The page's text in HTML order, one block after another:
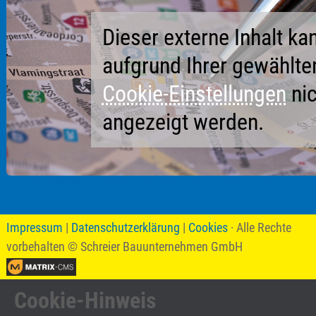
Dieser externe Inhalt
aufgrund Ihrer
Cookie-Einstellungen
angezeigt werden.
Impressum | Datenschutzerklärung | Cookies· Alle Rechte
vorbehalten © Schreier Bauunternehmen GmbH
Cookie-Hinweis